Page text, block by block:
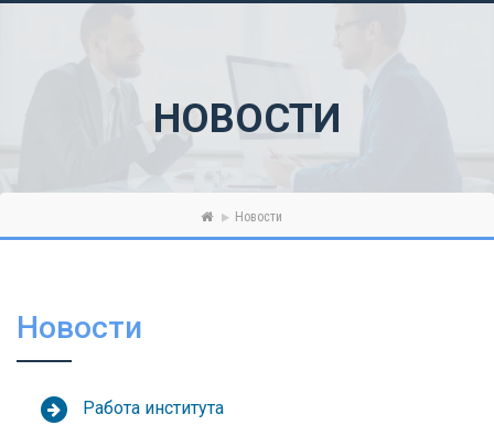
НОВОСТИ
Новости
Новости
Работа института